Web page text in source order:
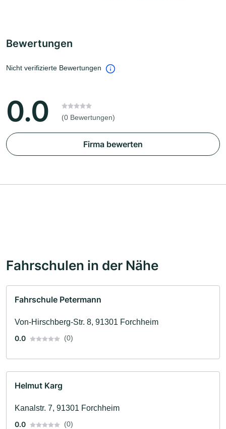
Bewertungen
Nicht verifizierte Bewertungen
0.0 (0 Bewertungen)
Firma bewerten
Fahrschulen in der Nähe
Fahrschule Petermann
Von-Hirschberg-Str. 8, 91301 Forchheim
0.0
(0)
Helmut Karg
Kanalstr. 7, 91301 Forchheim
0.0
(0)